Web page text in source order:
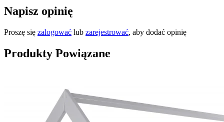
Napisz opinię
Proszę się zalogować lub zarejestrować, aby dodać opinię
Produkty Powiązane